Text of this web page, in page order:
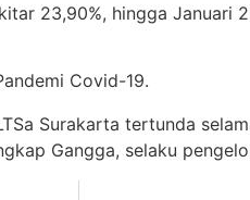
23,90%, hingga
Covid-19.
Surakarta tertunda
Gangga, selaku